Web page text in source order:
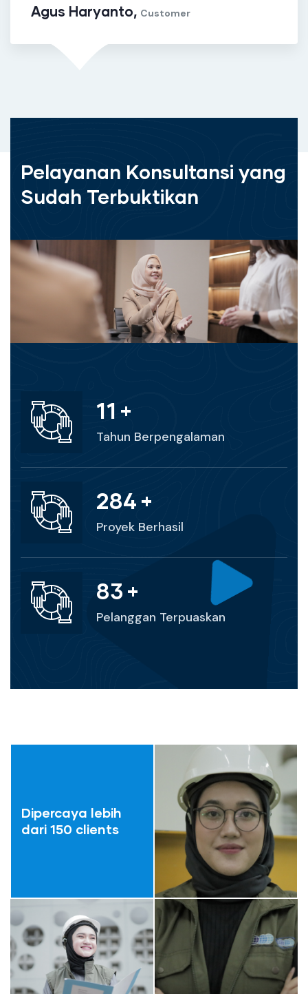
Customer
Pelayanan Konsultansi yang
Sudah Terbuktikan
20+
Tahun Berpengalaman
500 +
Proyek Berhasil
150
Pelanggan Terpuaskan
Dipercaya lebih
dari 150 clients